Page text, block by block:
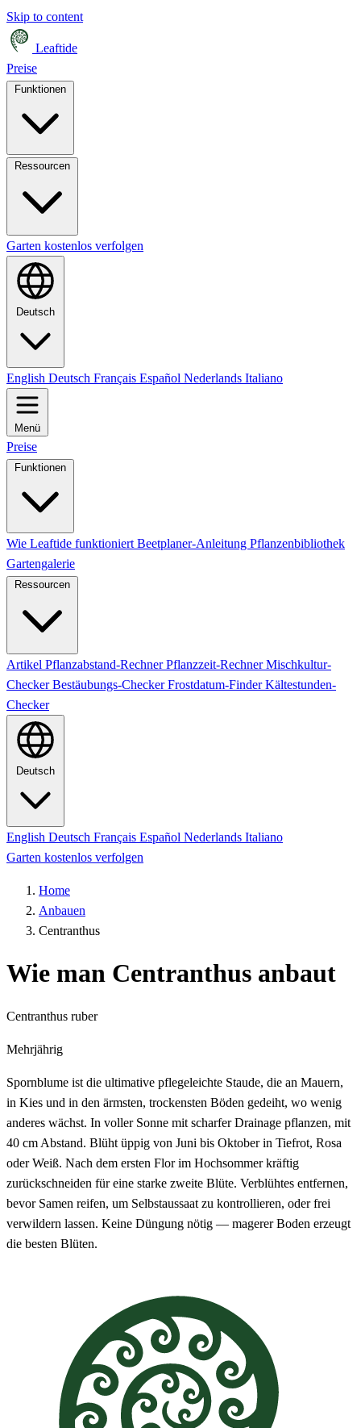
Skip to content
Leaftide
Preise
Garten kostenlos verfolgen
Deutsch
English Deutsch Français Español Nederlands Italiano
Menü
Preise
Funktionen
Wie Leaftide funktioniert Beetplaner-Anleitung Pflanzenbibliothek
Gartengalerie
Ressourcen
Artikel Pflanzabstand-RechnerPflanzzeit-RechnerMischkultur-
CheckerBestäubungs-CheckerFrostdatum-FinderKältestunden-
Checker
Deutsch
English Deutsch Français Español Nederlands Italiano
Garten kostenlos verfolgen
Home
Anbauen
Centranthus
Wie man Centranthus anbaut
Centranthus ruber
Mehrjährig
Spornblume ist die ultimative pflegeleichte Staude, die an Mauern,
in Kies und in den ärmsten, trockensten Böden gedeiht, wo wenig
anderes wächst. In voller Sonne mit scharfer Drainage pflanzen, mit
40 cm Abstand. Blüht üppig von Juni bis Oktober in Tiefrot, Rosa
oder Weiß. Nach dem ersten Flor im Hochsommer kräftig
zurückschneiden für eine starke zweite Blüte. Verblühtes entfernen,
bevor Samen reifen, um Selbstaussaat zu kontrollieren, oder frei
verwildern lassen. Keine Düngung nötig — magerer Boden erzeugt
die besten Blüten.